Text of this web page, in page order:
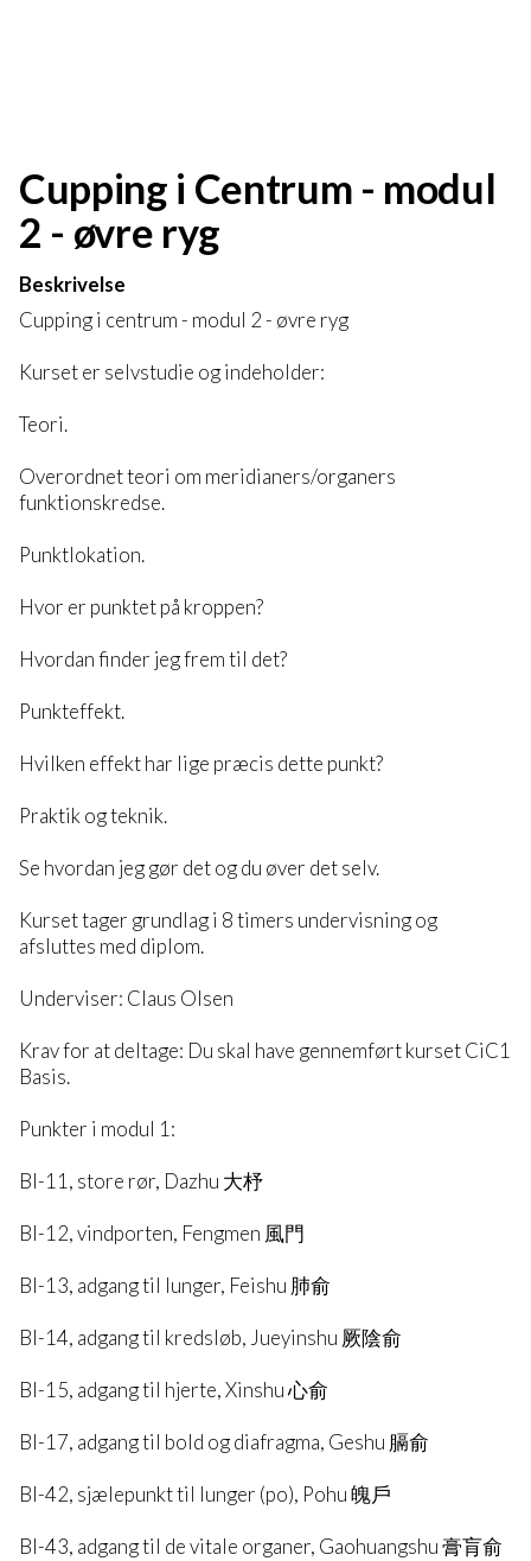
Cupping i Centrum - modul
2 - øvre ryg
Beskrivelse
Cupping i centrum - modul 2 - øvre ryg
Kurset er selvstudie og indeholder:
Teori.
Overordnet teori om meridianers/organers
funktionskredse.
Punktlokation.
Hvor er punktet på kroppen?
Hvordan finder jeg frem til det?
Punkteffekt.
Hvilken effekt har lige præcis dette punkt?
Praktik og teknik.
Se hvordan jeg gør det og du øver det selv.
Kurset tager grundlag i 8 timers undervisning og
afsluttes med diplom.
Underviser: Claus Olsen
Krav for at deltage: Du skal have gennemført kurset CiC1
Basis.
Punkter i modul 1:
Bl-11, store rør, Dazhu 大杼
Bl-12, vindporten, Fengmen 風門
Bl-13, adgang til lunger, Feishu 肺俞
Bl-14, adgang til kredsløb, Jueyinshu 厥陰俞
Bl-15, adgang til hjerte, Xinshu 心俞
Bl-17, adgang til bold og diafragma, Geshu 膈俞
Bl-42, sjælepunkt til lunger (po), Pohu 魄戶
Bl-43, adgang til de vitale organer, Gaohuangshu 膏肓俞